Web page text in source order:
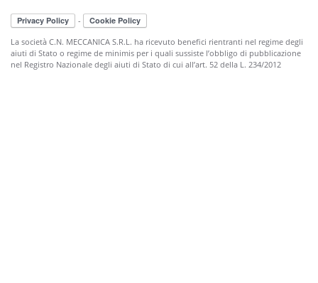
-
La società C.N. MECCANICA S.R.L. ha ricevuto benefici rientranti nel regime degli
aiuti di Stato o regime de minimis per i quali sussiste l’obbligo di pubblicazione
nel Registro Nazionale degli aiuti di Stato di cui all’art. 52 della L. 234/2012